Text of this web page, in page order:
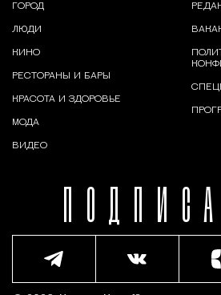
ГОРОД
ЛЮДИ
КИНО
РЕСТОРАНЫ И БАРЫ
КРАСОТА И ЗДОРОВЬЕ
МОДА
ВИДЕО